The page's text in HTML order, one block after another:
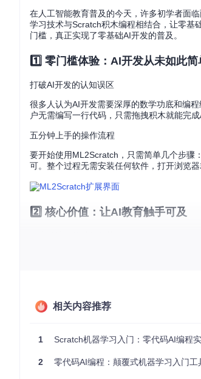
在人工智能教育普及的今天，许多初学者面
学习技术与Scratch积木编程相结合，让零基
门槛，真正实现了零基础AI开发的普及。
1️⃣ 零门槛体验：AI开发从未如此简
打破AI开发的认知误区
很多人认为AI开发需要深厚的数学功底和编
户无需编写一行代码，只需拖拽积木就能完
五分钟上手的操作流程
要开始使用ML2Scratch，只需简单几个步骤
可。整个过程无需安装任何软件，打开浏览器
2️⃣ 核心价值：让AI教育触手可及
传统AI开发需要掌握复杂的编程语言和框架
在当今数据安全日益重要的环境下，
3️⃣ 场景化实践：创意互动教学助手
数学符号识别系统
相关内容推荐
1 Scratch机器学习入门：零代码AI编程
2 零代码AI编程：颠覆式机器学习入门